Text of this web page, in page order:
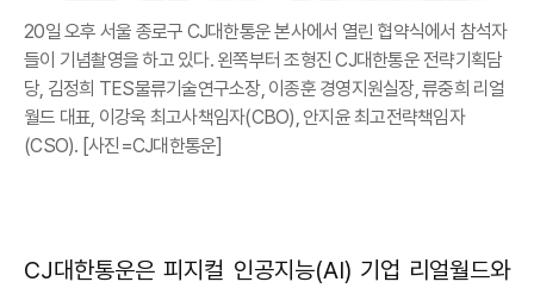
20일 오후 서울 종로구 CJ대한통운 본사에서 열린 협약식에서 참석자
들이 기념촬영을 하고 있다. 왼쪽부터 조형진 CJ대한통운 전략기획담
당, 김정희 TES물류기술연구소장, 이종훈 경영지원실장, 류중희 리얼
월드 대표, 이강욱 최고사책임자(CBO), 안지윤 최고전략책임자
(CSO). [사진=CJ대한통운]
CJ대한통운은 피지컬 인공지능(AI) 기업 리얼월드와